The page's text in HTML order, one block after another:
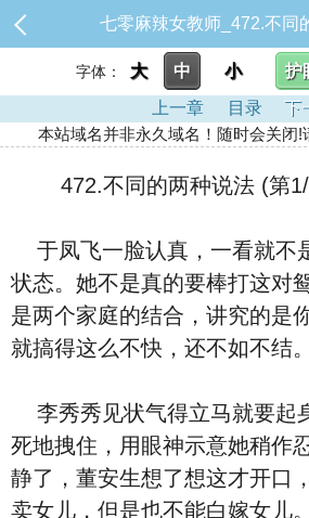
七零麻辣女教师_472.不同
字体： 大 中 小 护
上一章
目录
下
本站域名并非永久域名！随时会关
472.不同的两种说法 (第1/
于凤飞一脸认真，一看就不
状态。她不是真的要棒打这对
是两个家庭的结合，讲究的是
就搞得这么不快，还不如不结。
李秀秀见状气得立马就要起
死地拽住，用眼神示意她稍作
静了，董安生想了想这才开口
卖女儿，但是也不能白嫁女儿